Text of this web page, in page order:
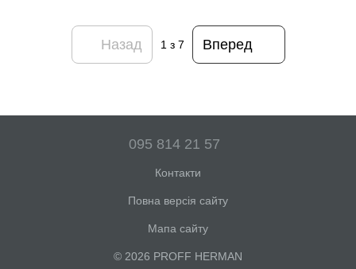
Назад 1з 7 Вперед
095 814 21 57
Контакти
Повна версія сайту
Мапа сайту
© 2026 PROFF HERMAN